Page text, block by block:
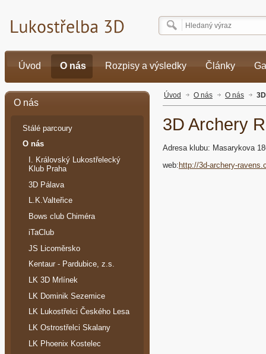
Úvod O nás Rozpisy a výsledky Články
Úvod O nás O nás
3D Archery
Adresa klubu: Masarykova
web:http://3d-archery-
O nás
Stálé parcoury
O nás
I. Královský Lukostřelecký
Klub Praha
3D Pálava
L.K.Valteřice
Bows club Chiméra
iTaClub
JS Licoměrsko
Kentaur - Pardubice, z.s.
LK 3D Mrlínek
LK Dominik Sezemice
LK Lukostřelci Českého Lesa
LK Ostrostřelci Skalany
LK Phoenix Kostelec